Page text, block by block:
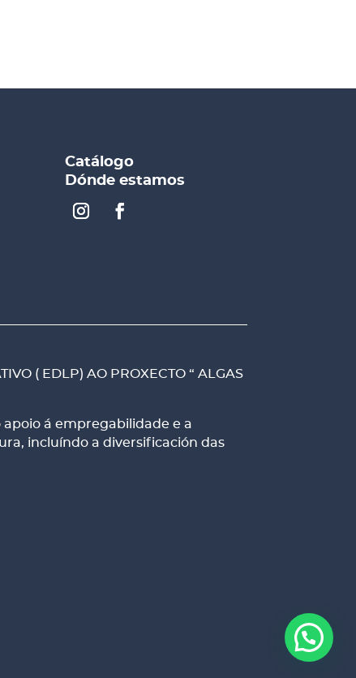
Catálogo
Dónde estamos
( EDLP) AO PROXECTO “ ALGAS
apoio á empregabilidade e a
incluíndo a diversificación das